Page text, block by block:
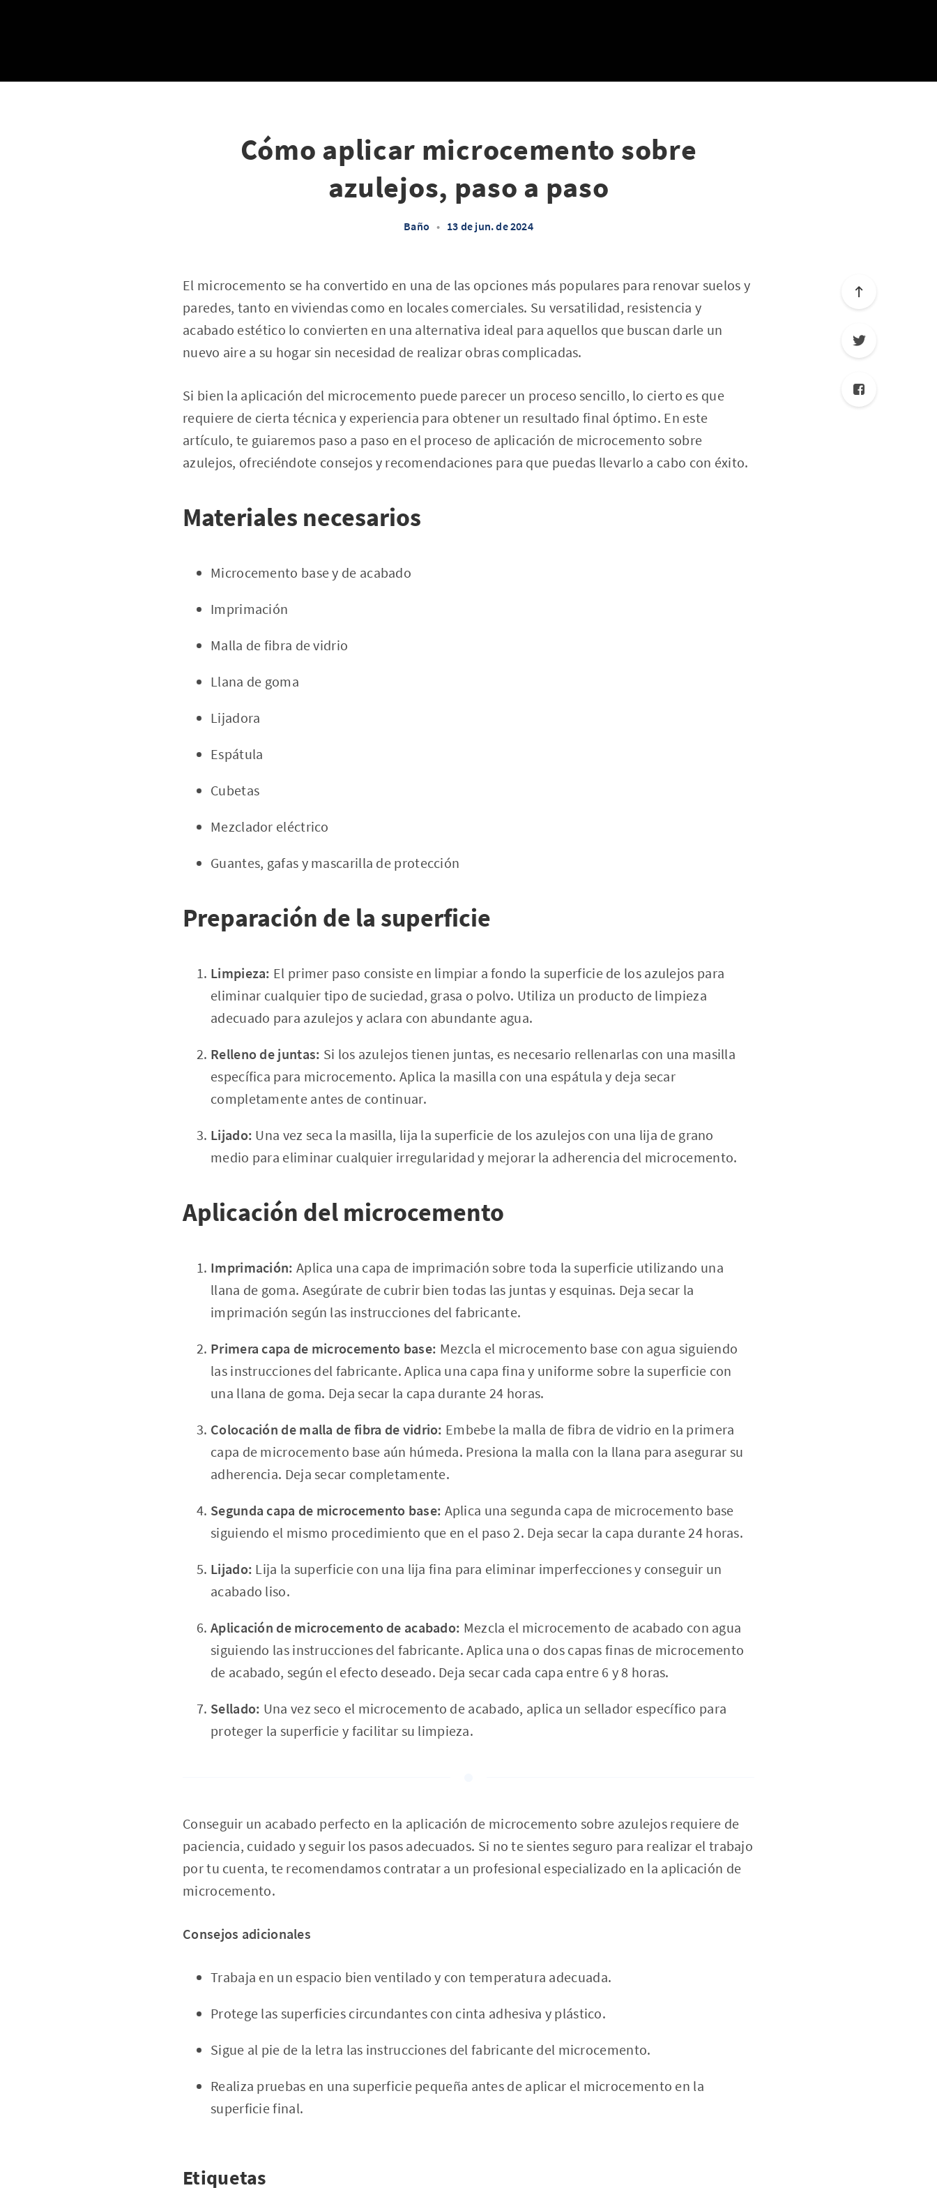
Cómo aplicar microcemento sobre
azulejos, paso a paso
Baño • 13 de jun. de 2024
El microcemento se ha convertido en una de las opciones más populares para renovar suelos y
paredes, tanto en viviendas como en locales comerciales. Su versatilidad, resistencia y
acabado estético lo convierten en una alternativa ideal para aquellos que buscan darle un
nuevo aire a su hogar sin necesidad de realizar obras complicadas.
Si bien la aplicación del microcemento puede parecer un proceso sencillo, lo cierto es que
requiere de cierta técnica y experiencia para obtener un resultado final óptimo. En este
artículo, te guiaremos paso a paso en el proceso de aplicación de microcemento sobre
azulejos, ofreciéndote consejos y recomendaciones para que puedas llevarlo a cabo con éxito.
Materiales necesarios
Microcemento base y de acabado
Imprimación
Malla de fibra de vidrio
Llana de goma
Lijadora
Espátula
Cubetas
Mezclador eléctrico
Guantes, gafas y mascarilla de protección
Preparación de la superficie
Limpieza: El primer paso consiste en limpiar a fondo la superficie de los azulejos para
eliminar cualquier tipo de suciedad, grasa o polvo. Utiliza un producto de limpieza
adecuado para azulejos y aclara con abundante agua.
Relleno de juntas: Si los azulejos tienen juntas, es necesario rellenarlas con una masilla
específica para microcemento. Aplica la masilla con una espátula y deja secar
completamente antes de continuar.
Lijado: Una vez seca la masilla, lija la superficie de los azulejos con una lija de grano
medio para eliminar cualquier irregularidad y mejorar la adherencia del microcemento.
Aplicación del microcemento
Imprimación: Aplica una capa de imprimación sobre toda la superficie utilizando una
llana de goma. Asegúrate de cubrir bien todas las juntas y esquinas. Deja secar la
imprimación según las instrucciones del fabricante.
Primera capa de microcemento base: Mezcla el microcemento base con agua siguiendo
las instrucciones del fabricante. Aplica una capa fina y uniforme sobre la superficie con
una llana de goma. Deja secar la capa durante 24 horas.
Colocación de malla de fibra de vidrio: Embebe la malla de fibra de vidrio en la primera
capa de microcemento base aún húmeda. Presiona la malla con la llana para asegurar su
adherencia. Deja secar completamente.
Segunda capa de microcemento base: Aplica una segunda capa de microcemento base
siguiendo el mismo procedimiento que en el paso 2. Deja secar la capa durante 24 horas.
Lijado: Lija la superficie con una lija fina para eliminar imperfecciones y conseguir un
acabado liso.
Aplicación de microcemento de acabado: Mezcla el microcemento de acabado con agua
siguiendo las instrucciones del fabricante. Aplica una o dos capas finas de microcemento
de acabado, según el efecto deseado. Deja secar cada capa entre 6 y 8 horas.
Sellado: Una vez seco el microcemento de acabado, aplica un sellador específico para
proteger la superficie y facilitar su limpieza.
Conseguir un acabado perfecto en la aplicación de microcemento sobre azulejos requiere de
paciencia, cuidado y seguir los pasos adecuados. Si no te sientes seguro para realizar el trabajo
por tu cuenta, te recomendamos contratar a un profesional especializado en la aplicación de
microcemento.
Consejos adicionales
Trabaja en un espacio bien ventilado y con temperatura adecuada.
Protege las superficies circundantes con cinta adhesiva y plástico.
Sigue al pie de la letra las instrucciones del fabricante del microcemento.
Realiza pruebas en una superficie pequeña antes de aplicar el microcemento en la
superficie final.
Etiquetas